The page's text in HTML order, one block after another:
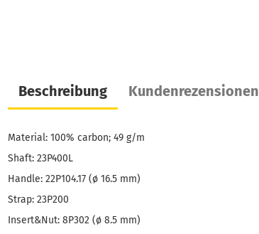
Beschreibung Kundenrezensionen
Material: 100% carbon; 49 g/m
Shaft: 23P400L
Handle: 22P104.17 (ø 16.5 mm)
Strap: 23P200
Insert&Nut: 8P302 (ø 8.5 mm)